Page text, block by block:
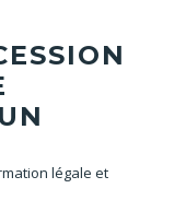
légale et